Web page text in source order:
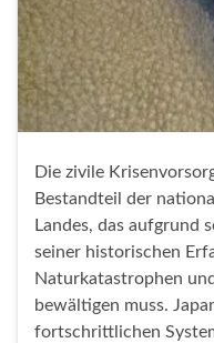
Die zivile
Bestandteil der
Landes, das aufgrund
seiner historischen
Naturkatastrophen
bewältigen muss.
fortschrittlichen